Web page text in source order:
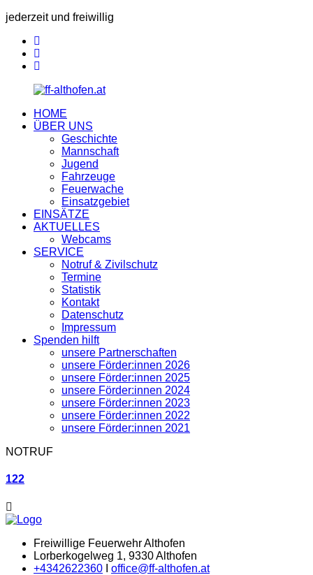
jederzeit und freiwillig
HOME
ÜBER UNS
Geschichte
Mannschaft
Jugend
Fahrzeuge
Feuerwache
Einsatzgebiet
EINSÄTZE
AKTUELLES
Webcams
SERVICE
Notruf & Zivilschutz
Termine
Statistik
Kontakt
Datenschutz
Impressum
Spenden hilft
unsere Partnerschaften
unsere Förder:innen 2026
unsere Förder:innen 2025
unsere Förder:innen 2024
unsere Förder:innen 2023
unsere Förder:innen 2022
unsere Förder:innen 2021
NOTRUF
122
Freiwillige Feuerwehr Althofen
Lorberkogelweg 1, 9330 Althofen
+4342622360
office@ff-althofen.at